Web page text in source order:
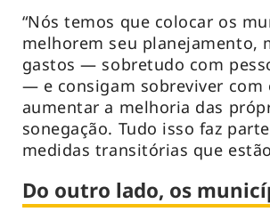
“Nós temos que colocar os
melhorem seu planejamento,
gastos — sobretudo com
— e consigam sobreviver com
aumentar a melhoria das
sonegação. Tudo isso faz
medidas transitórias que
Do outro lado, os